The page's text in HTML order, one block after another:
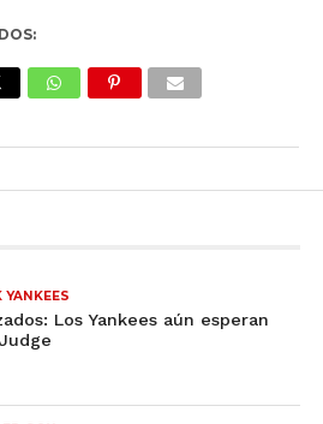
YANKEES
Los Yankees aún esperan